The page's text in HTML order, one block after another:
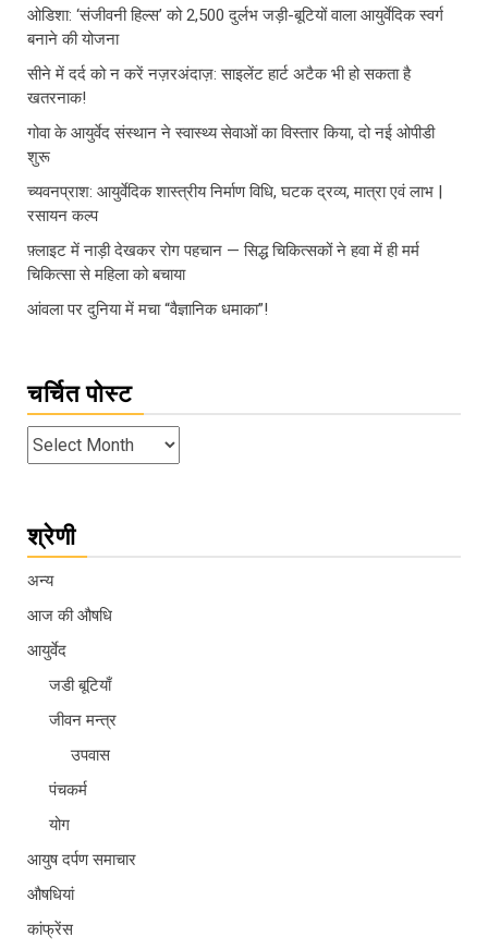
ओडिशा: ‘संजीवनी हिल्स’ को 2,500 दुर्लभ जड़ी-बूटियों वाला आयुर्वेदिक स्वर्ग
बनाने की योजना
सीने में दर्द को न करें नज़रअंदाज़: साइलेंट हार्ट अटैक भी हो सकता है
खतरनाक!
गोवा के आयुर्वेद संस्थान ने स्वास्थ्य सेवाओं का विस्तार किया, दो नई ओपीडी
शुरू
च्यवनप्राश: आयुर्वेदिक शास्त्रीय निर्माण विधि, घटक द्रव्य, मात्रा एवं लाभ |
रसायन कल्प
फ़्लाइट में नाड़ी देखकर रोग पहचान — सिद्ध चिकित्सकों ने हवा में ही मर्म
चिकित्सा से महिला को बचाया
आंवला पर दुनिया में मचा “वैज्ञानिक धमाका”!
चर्चित पोस्ट
श्रेणी
अन्य
आज की औषधि
आयुर्वेद
जडी बूटियाँ
जीवन मन्त्र
उपवास
पंचकर्म
योग
आयुष दर्पण समाचार
औषधियां
कांफ्रेंस